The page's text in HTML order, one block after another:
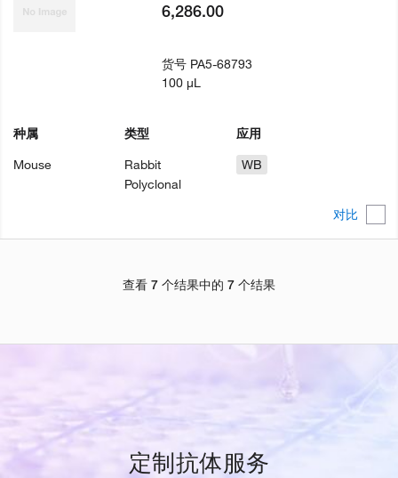
对比
种属
Mouse
类型
Rabbit
Polyclonal
应用
WB
6,286.00
货号 PA5-68793
100 µL
查看 7 个结果中的 7 个结果
定制抗体服务